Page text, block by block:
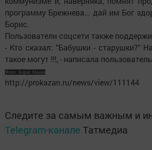
программу Брежнева... дай им Бог
Борис.
Пользователи соцсети также
- Кто сказал: "Бабушки - старушки?"
такое могут !!!, - написала
Фото: Борис Мазин
http://prokazan.ru/news/view/111144
Следите за самым важным и
Telegram-канале Татмедиа